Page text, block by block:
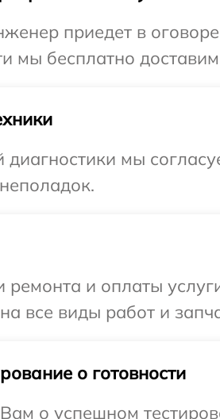
приедет в
мы бесплатно
диагностики мы
ремонта и оплаты
все виды работ и
о готовности
о успешном